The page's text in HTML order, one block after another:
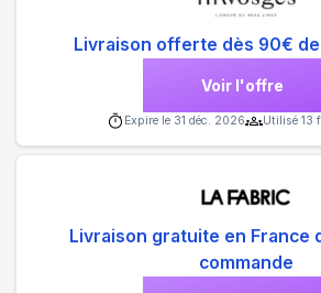
Livraison offerte dès 90€
Voir l'offre
Expire le 31 déc. 2026 Utilisé 13
Livraison gratuite en France
commande